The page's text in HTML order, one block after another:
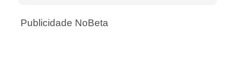
Publicidade NoBeta